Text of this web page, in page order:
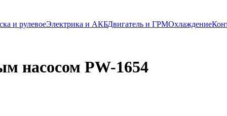
и рулевоеЭлектрика и АКБДвигатель и ГРМОхлаждение
насосом PW-1654